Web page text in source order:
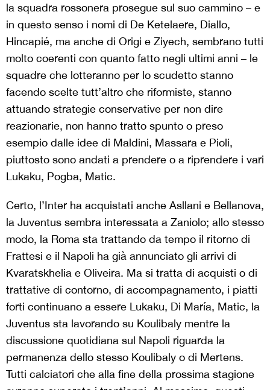
la squadra rossonera prosegue sul suo cammino – e
in questo senso i nomi di De Ketelaere, Diallo,
Hincapié, ma anche di Origi e Ziyech, sembrano tutti
molto coerenti con quanto fatto negli ultimi anni – le
squadre che lotteranno per lo scudetto stanno
facendo scelte tutt’altro che riformiste, stanno
attuando strategie conservative per non dire
reazionarie, non hanno tratto spunto o preso
esempio dalle idee di Maldini, Massara e Pioli,
piuttosto sono andati a prendere o a riprendere i vari
Lukaku, Pogba, Matic.
Certo, l’Inter ha acquistati anche Asllani e Bellanova,
la Juventus sembra interessata a Zaniolo; allo stesso
modo, la Roma sta trattando da tempo il ritorno di
Frattesi e il Napoli ha già annunciato gli arrivi di
Kvaratskhelia e Oliveira. Ma si tratta di acquisti o di
trattative di contorno, di accompagnamento, i piatti
forti continuano a essere Lukaku, Di María, Matic, la
Juventus sta lavorando su Koulibaly mentre la
discussione quotidiana sul Napoli riguarda la
permanenza dello stesso Koulibaly o di Mertens.
Tutti calciatori che alla fine della prossima stagione